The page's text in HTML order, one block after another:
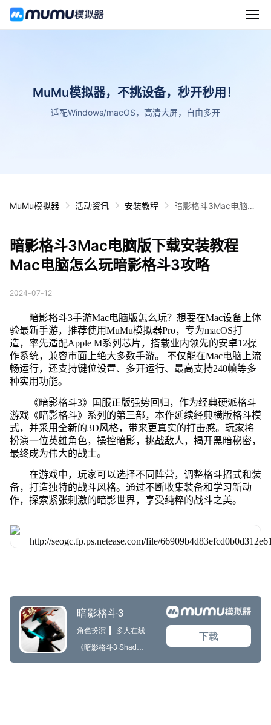
MuMu模拟器，不挑设备，秒开秒用！
适配Windows/macOS，高清大屏，自由多开
MuMu模拟器 活动资讯 安装教程
暗影格斗3Mac电脑版
暗影格斗3Mac电脑版下载安装教程
Mac电脑怎么玩暗影格斗3攻略
2024-07-12
暗影格斗3手游Mac电脑版怎么玩？想要在Mac设备上体
验最新手游，推荐使用MuMu模拟器Pro，专为macOS打
造，率先适配Apple M系列芯片，搭载业内领先的安卓12操
作系统，兼容市面上绝大多数手游。 不仅能在Mac电脑上流
畅运行，还支持键位设置、多开运行、最高支持240帧等多
种实用功能。
《暗影格斗3》国服正版强势回归，作为经典硬派格斗
游戏《暗影格斗》系列的第三部，本作延续经典横版格斗模
式，并采用全新的3D风格，带来更真实的打击感。玩家将
扮演一位英雄角色，操控暗影，挑战敌人，揭开黑暗秘密，
最终成为伟大的战士。
在游戏中，玩家可以选择不同阵营，调整格斗招式和装
备，打造独特的战斗风格。通过不断收集装备和学习新动
作，探索紧张刺激的暗影世界，享受纯粹的战斗之美。